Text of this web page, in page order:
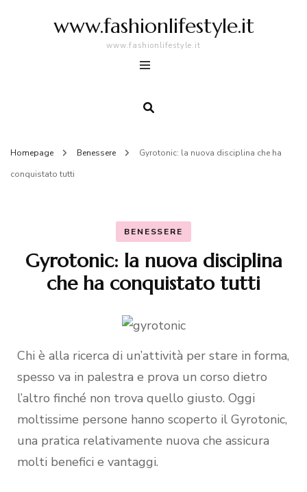
www.fashionlifestyle.it
www.fashionlifestyle.it
Homepage Benessere
Gyrotonic: la nuova disciplina che ha
conquistato tutti
BENESSERE
Gyrotonic: la nuova disciplina
che ha conquistato tutti
Chi è alla ricerca di un’attività per stare in forma,
spesso va in palestra e prova un corso dietro
l’altro finché non trova quello giusto. Oggi
moltissime persone hanno scoperto il Gyrotonic,
una pratica relativamente nuova che assicura
molti benefici e vantaggi.